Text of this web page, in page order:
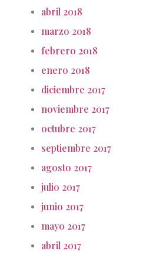
abril 2018
marzo 2018
febrero 2018
enero 2018
diciembre 2017
noviembre 2017
octubre 2017
septiembre 2017
agosto 2017
julio 2017
junio 2017
mayo 2017
abril 2017